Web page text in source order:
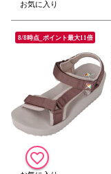
8/8時点_ポイント最大11倍